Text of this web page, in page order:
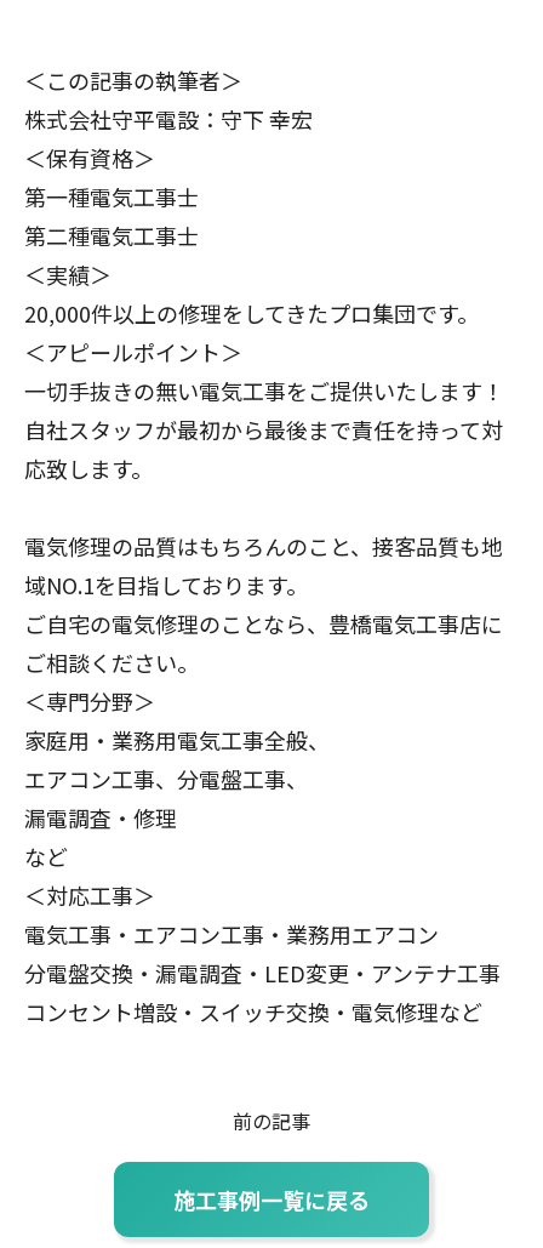
＜この記事の執筆者＞
株式会社守平電設：守下 幸宏
＜保有資格＞
第一種電気工事士
第二種電気工事士
＜実績＞
20,000件以上の修理をしてきたプロ集団です。
＜アピールポイント＞
一切手抜きの無い電気工事をご提供いたします！
自社スタッフが最初から最後まで責任を持って対
応致します。
電気修理の品質はもちろんのこと、接客品質も地
域NO.1を目指しております。
ご自宅の電気修理のことなら、豊橋電気工事店に
ご相談ください。
＜専門分野＞
家庭用・業務用電気工事全般、
エアコン工事、分電盤工事、
漏電調査・修理
など
＜対応工事＞
電気工事・エアコン工事・業務用エアコン
分電盤交換・漏電調査・LED変更・アンテナ工事
コンセント増設・スイッチ交換・電気修理など
前の記事
施工事例一覧に戻る